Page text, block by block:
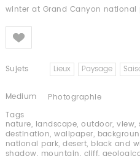
winter at Grand Canyon national
Like
Sujets Lieux Paysage
Medium
Photographie
Tags
nature, landscape,outdoor,view,
destination,wallpaper,
national park,desert, black and